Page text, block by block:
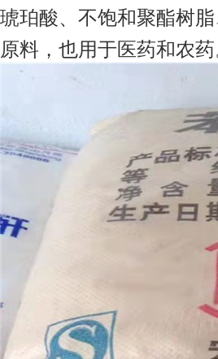
琥珀酸、不饱和聚酯树
原料，也用于医药和农药